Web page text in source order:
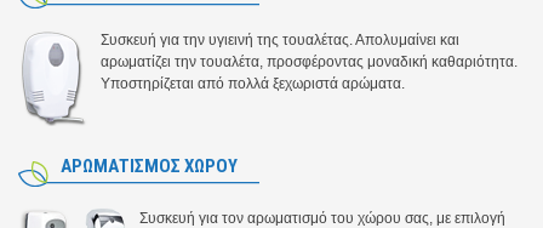
Συσκευή για την υγιεινή της τουαλέτας. Απολυμαίνει και
αρωματίζει την τουαλέτα, προσφέροντας μοναδική καθαριότητα.
Υποστηρίζεται από πολλά ξεχωριστά αρώματα.
ΑΡΩΜΑΤΙΣΜΟΣ ΧΩΡΟΥ
Συσκευή για τον αρωματισμό του χώρου σας, με επιλογή